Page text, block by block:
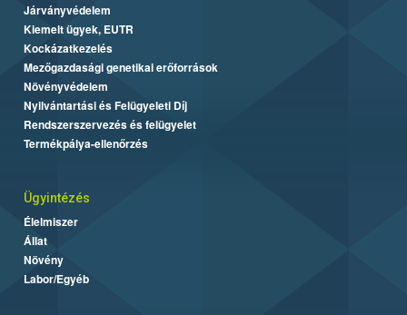
Járványvédelem
Kiemelt ügyek, EUTR
Kockázatkezelés
Mezőgazdasági genetikai erőforrások
Növényvédelem
Nyilvántartási és Felügyeleti Díj
Rendszerszervezés és felügyelet
Termékpálya-ellenőrzés
Ügyintézés
Élelmiszer
Állat
Növény
Labor/Egyéb